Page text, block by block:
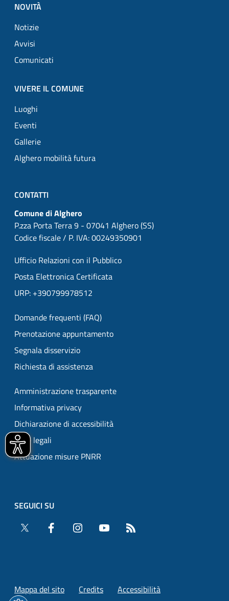
NOVITÀ
Notizie
Avvisi
Comunicati
VIVERE IL COMUNE
Luoghi
Eventi
Gallerie
Alghero mobilità futura
CONTATTI
Comune di Alghero
P.zza Porta Terra 9 - 07041 Alghero (SS)
Codice fiscale / P. IVA: 00249350901
Ufficio Relazioni con il Pubblico
Posta Elettronica Certificata
URP: +390799978512
Domande frequenti (FAQ)
Prenotazione appuntamento
Segnala disservizio
Richiesta di assistenza
Amministrazione trasparente
Informativa privacy
Dichiarazione di accessibilità
Note legali
Attuazione misure PNRR
SEGUICI SU
Twitter
Facebook Instagram YouTube
Mappa del sito Credits Accessibilità